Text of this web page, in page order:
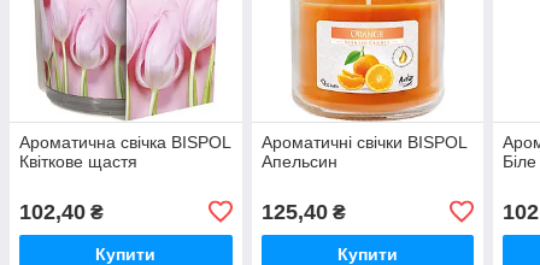
Ароматична свічка BISPOL
Квіткове щастя
102,40 ₴
Купити
Ароматичні свічки BISPOL
Апельсин
125,40₴
Купити
Біле